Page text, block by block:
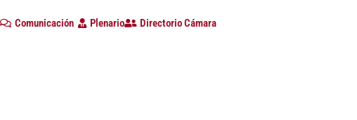
Comunicación Plenario Directorio Cámara